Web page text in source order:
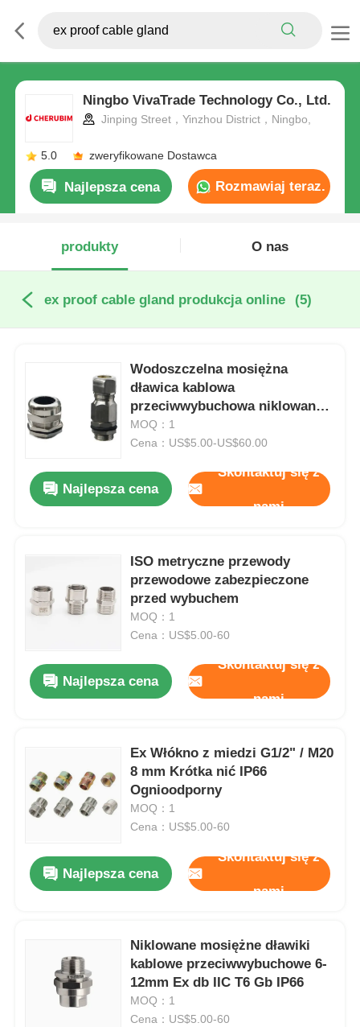
Ningbo VivaTrade Technology Co., Ltd.
Jinping Street，Yinzhou District，Ningbo,
5.0 zweryfikowane Dostawca
Najlepsza cena Rozmawiaj teraz.
produkty O nas
ex proof cable gland produkcja online (5)
Wodoszczelna mosiężna
dławica kablowa
przeciwwybuchowa niklowana
metalowa ognioodporna IP68
MOQ：1
Cena：US$5.00-US$60.00
Najlepsza cena
Skontaktuj się z
nami
ISO metryczne przewody
przewodowe zabezpieczone
przed wybuchem
MOQ：1
Cena：US$5.00-60
Najlepsza cena
Skontaktuj się z
nami
Ex Włókno z miedzi G1/2" / M20
8 mm Krótka nić IP66
Ognioodporny
MOQ：1
Cena：US$5.00-60
Najlepsza cena
Skontaktuj się z
nami
Niklowane mosiężne dławiki
kablowe przeciwwybuchowe 6-
12mm Ex db IIC T6 Gb IP66
MOQ：1
Cena：US$5.00-60